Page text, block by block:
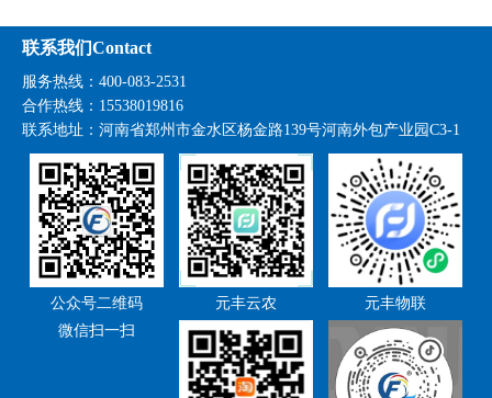
联系我们Contact
服务热线：400-083-2531
合作热线：15538019816
联系地址： 河南省郑州市金水区杨金路139号河南外包产业园C3-1
公众号二维码
微信扫一扫
元丰云农 元丰物联